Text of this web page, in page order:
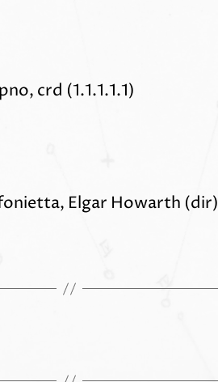
crd (1.1.1.1.1)
Elgar Howarth (dir)